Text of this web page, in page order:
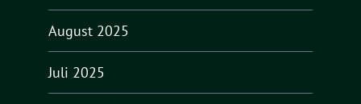
August 2025
Juli 2025